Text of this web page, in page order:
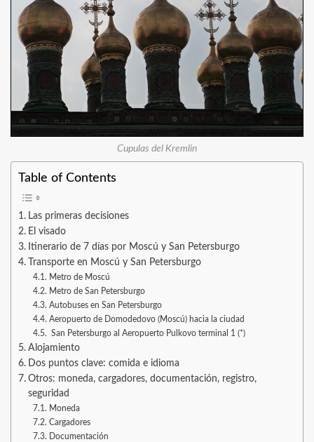
Cupulas del Kremlin
Table of Contents
Las primeras decisiones
El visado
Itinerario de 7 días por Moscú y San Petersburgo
Transporte en Moscú y San Petersburgo
Metro de Moscú
Metro de San Petersburgo
Autobuses en San Petersburgo
Aeropuerto de Domodedovo (Moscú) hacia la ciudad
San Petersburgo al Aeropuerto Pulkovo terminal 1 (*)
Alojamiento
Dos puntos clave: comida e idioma
Otros: moneda, cargadores, documentación, registro,
seguridad
Moneda
Cargadores
Documentación